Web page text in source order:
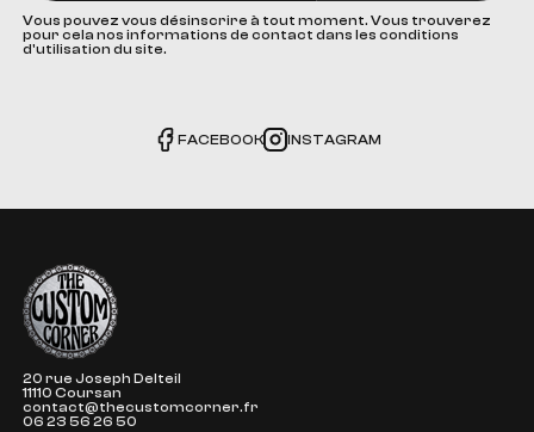
Vous pouvez vous désinscrire à tout moment. Vous trouverez
pour cela nos informations de contact dans les conditions
d'utilisation du site.
FACEBOOK INSTAGRAM
The Custom Corner
20 rue Joseph Delteil
11110 Coursan
contact@thecustomcorner.fr
06 23 56 26 50